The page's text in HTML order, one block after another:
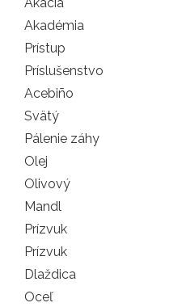
Akadémia
Prístup
Príslušenstvo
Acebiño
Svätý
Pálenie záhy
Olej
Olivový
Mandl
Prízvuk
Prízvuk
Dlaždica
Oceľ